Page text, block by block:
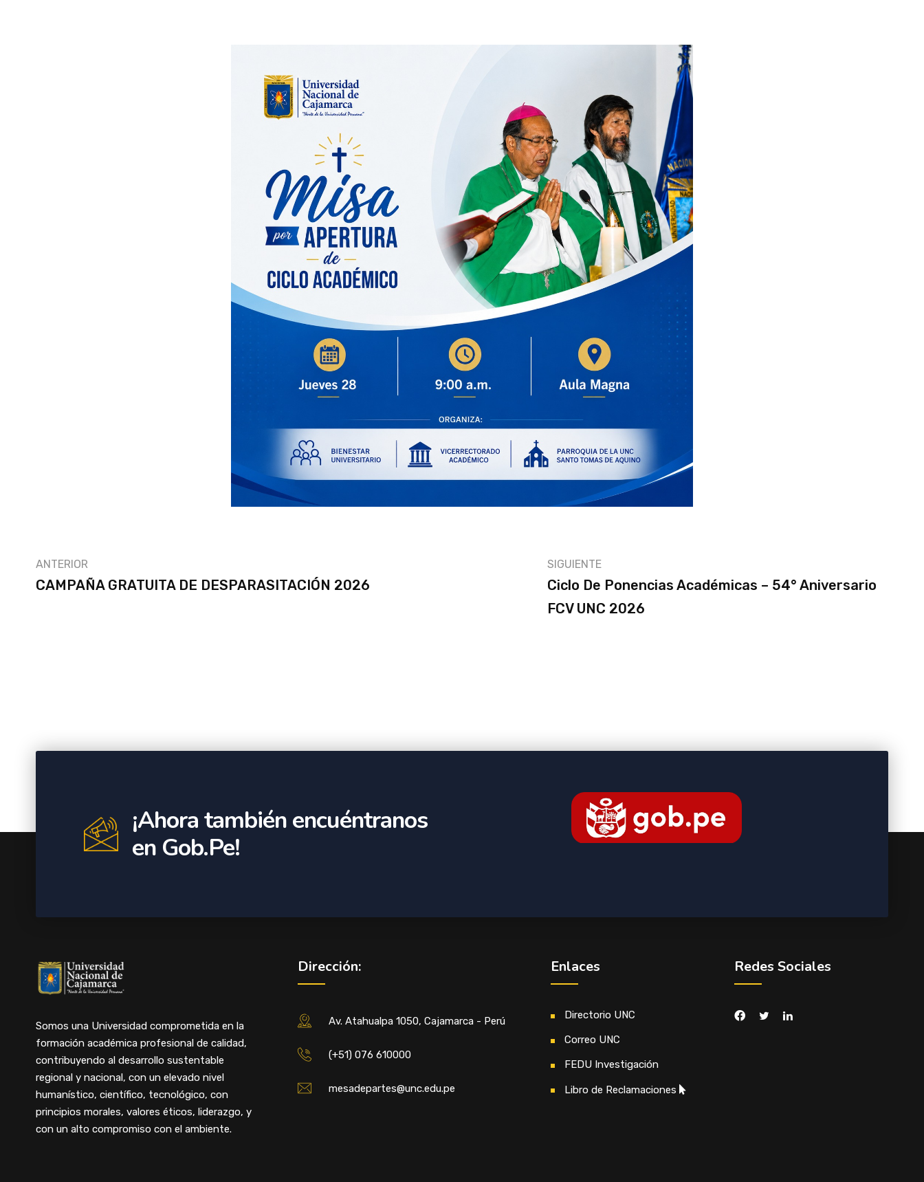
ANTERIOR
CAMPAÑA GRATUITA DE DESPARASITACIÓN 2026
SIGUIENTE
Ciclo De Ponencias Académicas – 54° Aniversario
FCV UNC 2026
¡Ahora también encuéntranos
en Gob.Pe!
Somos una Universidad comprometida en la
formación académica profesional de calidad,
contribuyendo al desarrollo sustentable
regional y nacional, con un elevado nivel
humanístico, científico, tecnológico, con
principios morales, valores éticos, liderazgo, y
con un alto compromiso con el ambiente.
Dirección:
Av. Atahualpa 1050, Cajamarca - Perú
(+51) 076 610000
mesadepartes@unc.edu.pe
Enlaces
Directorio UNC
Correo UNC
FEDU Investigación
Libro de Reclamaciones
Redes Sociales